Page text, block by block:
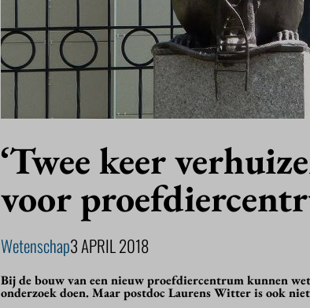
‘Twee keer
voor
Wetenschap3 APRIL 2018
Bij de bouw van een nieuw proefdiercentrum kunnen
onderzoek doen. Maar postdoc Laurens Witter is ook